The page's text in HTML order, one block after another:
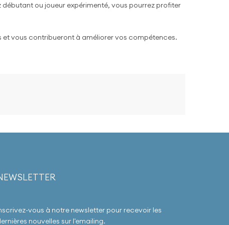
ou joueur expérimenté, vous pourrez profiter
vous contribueront à améliorer vos compétences.
vous à notre newsletter pour recevoir les
nouvelles sur l'emailing.